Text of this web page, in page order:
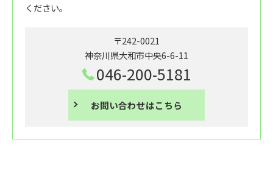
ください。
〒242-0021
神奈川県大和市中央6-6-11
046-200-5181
お問い合わせはこちら